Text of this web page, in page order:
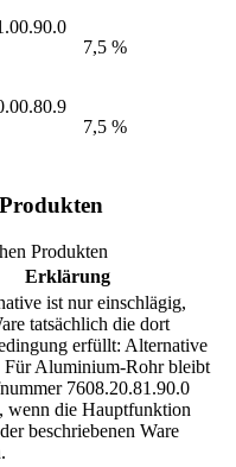
7,5 %
7,5 %
Produkten
Erklärung
ist nur einschlägig,
tatsächlich die dort
erfüllt: Alternative
Für Aluminium-Rohr bleibt
7608.20.81.90.0
wenn die Hauptfunktion
beschriebenen Ware